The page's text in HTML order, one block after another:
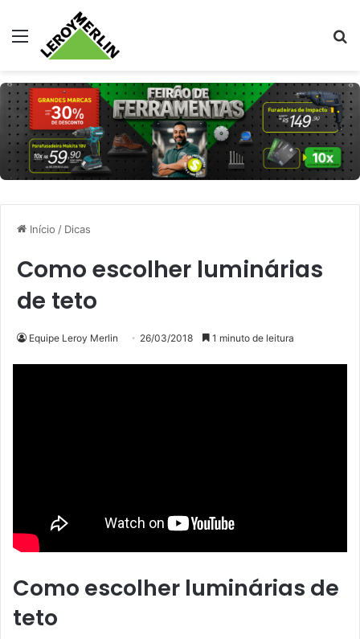
Menu
Início / Dicas
Como escolher luminárias
de teto
Equipe Leroy Merlin 26/03/2018 1 minuto de leitura
Como escolher luminárias de
teto